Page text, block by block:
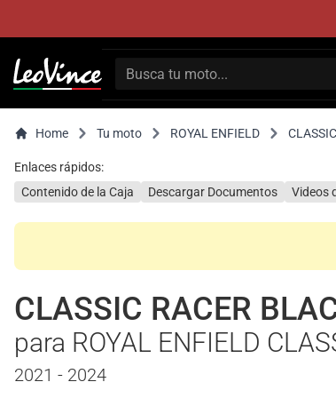
Home Tu moto ROYAL ENFIELD
Enlaces rápidos:
Contenido de la Caja
Descargar Documentos Videos
CLASSIC RACER
para ROYAL ENFIELD
2021 - 2024